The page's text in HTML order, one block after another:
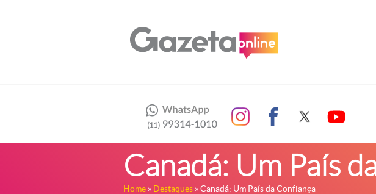
Canadá: Um País
Home » Destaques » Canadá: Um País da Confiança